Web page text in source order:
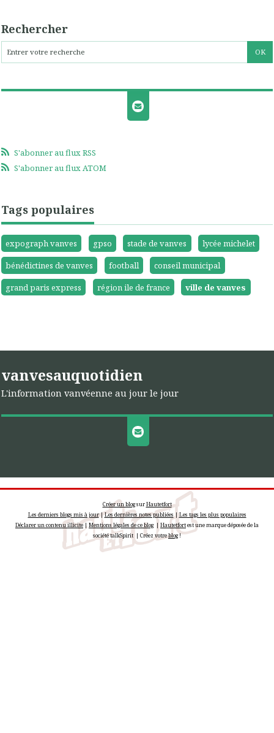
Rechercher
S'abonner au flux RSS
S'abonner au flux ATOM
Tags populaires
expograph vanves gpso stade de vanves
lycée michelet
bénédictines de vanves
football
conseil municipal
grand paris express
région ile de france ville de vanves
vanvesauquotidien
L'information vanvéenne au jour le jour
Créer un blogsurHautetfort
Les derniers blogs mis à jour|Les dernières notes publiées |Les tags les plus populaires
Déclarer un contenu illicite|Mentions légales de ce blog| Hautetfortest une marque déposée de la
société talkSpirit | Créez votreblog!